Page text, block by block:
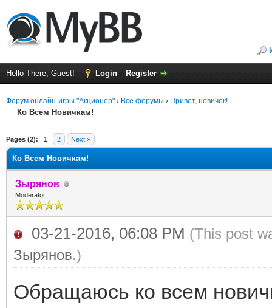
Hello There, Guest! Login Register
Форум онлайн-игры "Акционер" › Все форумы › Привет, новичок!
Ко Всем Новичкам!
Pages (2): 1 2 Next »
Ко Всем Новичкам!
Зырянов
Moderator
03-21-2016, 06:08 PM (This post
Зырянов.)
Обращаюсь ко всем